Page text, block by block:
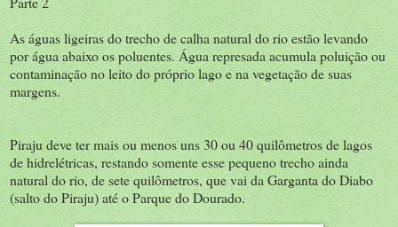
As águas ligeiras do trecho de calha natural do rio estão levando
por água abaixo os poluentes. Água represada acumula poluição ou
contaminação no leito do próprio lago e na vegetação de suas
margens.
Piraju deve ter mais ou menos uns 30 ou 40 quilômetros de lagos
de hidrelétricas, restando somente esse pequeno trecho ainda
natural do rio, de sete quilômetros, que vai da Garganta do Diabo
(salto do Piraju) até o Parque do Dourado.